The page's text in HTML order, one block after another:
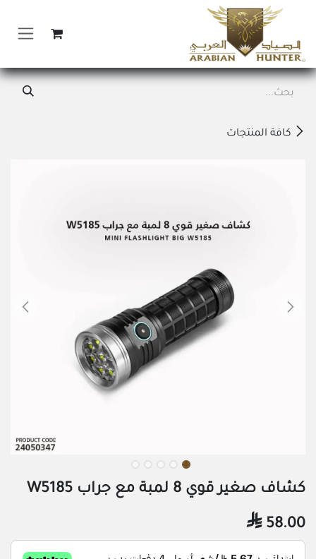
تخطي للذهاب إلى المحتوى
كافة المنتجات
كشاف صغير قوي 8 لمبة مع جراب W5185
58.00
